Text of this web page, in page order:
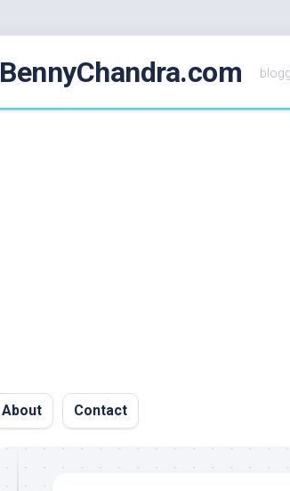
BennyChandra.com
About Contact